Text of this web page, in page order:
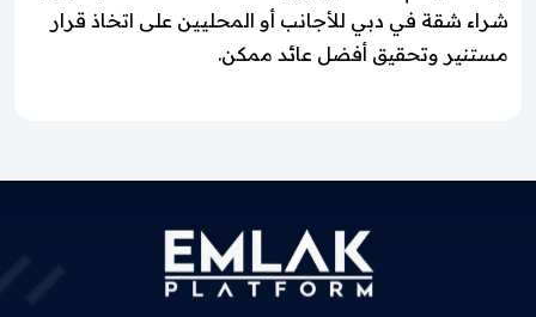
شراء شقة في دبي للأجانب أو المحليين على اتخاذ قرار
مستنير وتحقيق أفضل عائد ممكن.